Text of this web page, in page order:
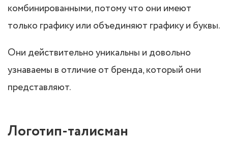
комбинированными, потому что они имеют
только графику или объединяют графику и буквы.
Они действительно уникальны и довольно
узнаваемы в отличие от бренда, который они
представляют.
Логотип-талисман